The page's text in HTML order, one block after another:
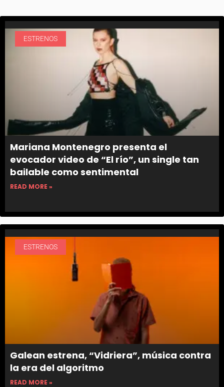
ESTRENOS
Mariana Montenegro presenta el
evocador video de “El río”, un single tan
bailable como sentimental
READ MORE »
ESTRENOS
Galean estrena, “Vidriera”, música contra
la era del algoritmo
READ MORE »